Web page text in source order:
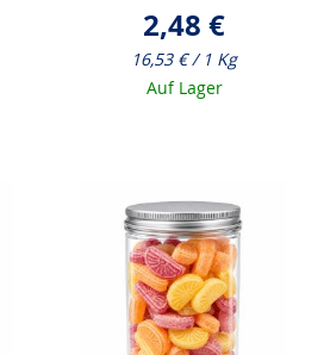
2,48 €
16,53 € / 1 Kg
Auf Lager